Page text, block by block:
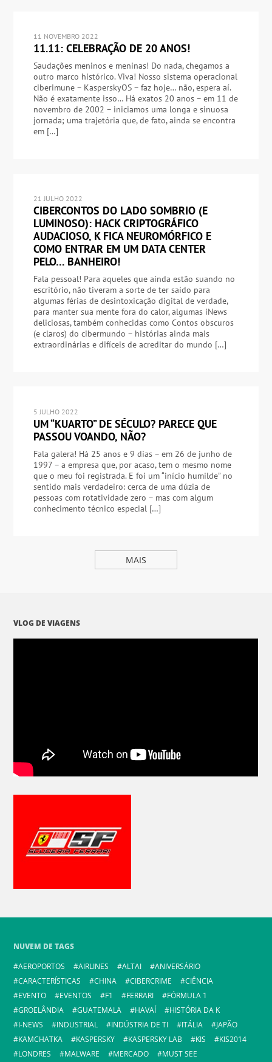
11 NOVEMBRO 2022
11.11: CELEBRAÇÃO DE 20 ANOS!
Saudações meninos e meninas! Do nada, chegamos a
outro marco histórico. Viva! Nosso sistema operacional
ciberimune – KasperskyOS – faz hoje… não, espera aí.
Não é exatamente isso… Há exatos 20 anos – em 11 de
novembro de 2002 – iniciamos uma longa e sinuosa
jornada; uma trajetória que, de fato, ainda se encontra
em […]
21 JULHO 2022
CIBERCONTOS DO LADO SOMBRIO (E
LUMINOSO): HACK CRIPTOGRÁFICO
AUDACIOSO, K FICA NEUROMÓRFICO E
COMO ENTRAR EM UM DATA CENTER
PELO… BANHEIRO!
Fala pessoal! Para aqueles que ainda estão suando no
escritório, não tiveram a sorte de ter saído para
algumas férias de desintoxicação digital de verdade,
para manter sua mente fora do calor, algumas iNews
deliciosas, também conhecidas como Contos obscuros
(e claros) do cibermundo – histórias ainda mais
extraordinárias e difíceis de acreditar do mundo […]
5 JULHO 2022
UM “KUARTO” DE SÉCULO? PARECE QUE
PASSOU VOANDO, NÃO?
Fala galera! Há 25 anos e 9 dias – em 26 de junho de
1997 – a empresa que, por acaso, tem o mesmo nome
que o meu foi registrada. E foi um “início humilde” no
sentido mais verdadeiro: cerca de uma dúzia de
pessoas com rotatividade zero – mas com algum
conhecimento técnico especial […]
MAIS
VLOG DE VIAGENS
NUVEM DE TAGS
AEROPORTOS
AIRLINES ALTAI
ANIVERSÁRIO
CARACTERÍSTICAS
CHINA CIBERCRIME
CIÊNCIA
EVENTO
EVENTOS F1 FERRARI
FÓRMULA 1
GROELÂNDIA
GUATEMALA HAVAÍ
HISTÓRIA DA K
I-NEWS
INDUSTRIAL INDÚSTRIA DE TI ITÁLIA
JAPÃO
KAMCHATKA
KASPERSKY KASPERSKY LAB KIS
KIS2014
LONDRES
MALWARE MERCADO
MUST SEE